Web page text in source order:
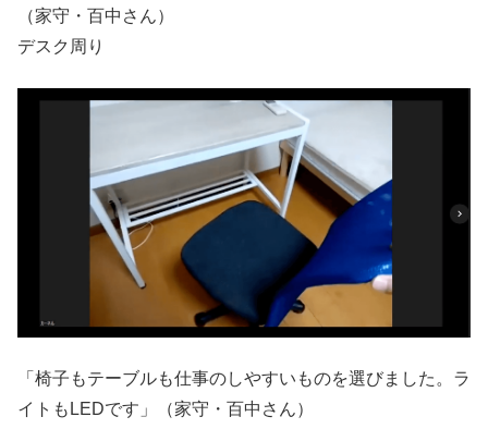
（家守・百中さん）
デスク周り
「椅子もテーブルも仕事のしやすいものを選びました。ラ
イトもLEDです」（家守・百中さん）